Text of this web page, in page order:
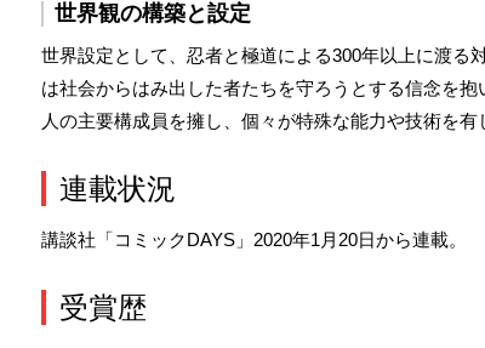
世界観の構築と設定
世界設定として、忍者と極道による300年以上に渡る
は社会からはみ出した者たちを守ろうとする信念を
人の主要構成員を擁し、個々が特殊な能力や技術を有
連載状況
講談社「コミックDAYS」2020年1月20日から連載。
受賞歴